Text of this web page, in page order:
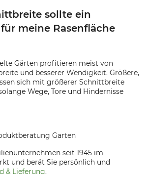
sollte ein
meine Rasenfläche
Gärten profitieren meist von
und besserer Wendigkeit. Größere,
sich mit größerer Schnittbreite
Wege, Tore und Hindernisse
Garten
seit 1945 im
und berät Sie persönlich und
& Lieferung.